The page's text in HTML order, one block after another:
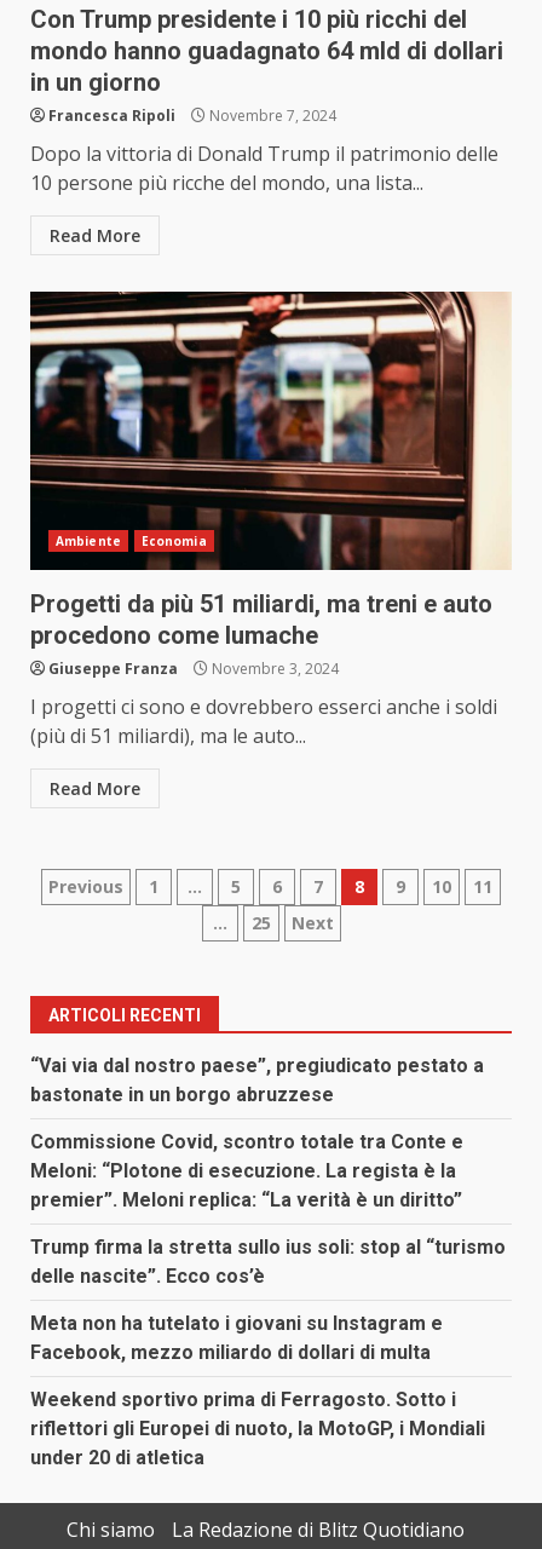
Con Trump presidente i 10 più ricchi del
mondo hanno guadagnato 64 mld di dollari
in un giorno
Francesca Ripoli Novembre 7, 2024
Dopo la vittoria di Donald Trump il patrimonio delle
10 persone più ricche del mondo, una lista...
Read More
Ambiente Economia
Progetti da più 51 miliardi, ma treni e auto
procedono come lumache
Giuseppe Franza Novembre 3, 2024
I progetti ci sono e dovrebbero esserci anche i soldi
(più di 51 miliardi), ma le auto...
Read More
Paginazione
articoli
Previous 1 … 5 6 7 8 9 10
11
…
25 Next
ARTICOLI RECENTI
“Vai via dal nostro paese”, pregiudicato pestato a
bastonate in un borgo abruzzese
Commissione Covid, scontro totale tra Conte e
Meloni: “Plotone di esecuzione. La regista è la
premier”. Meloni replica: “La verità è un diritto”
Trump firma la stretta sullo ius soli: stop al “turismo
delle nascite”. Ecco cos’è
Meta non ha tutelato i giovani su Instagram e
Facebook, mezzo miliardo di dollari di multa
Weekend sportivo prima di Ferragosto. Sotto i
riflettori gli Europei di nuoto, la MotoGP, i Mondiali
under 20 di atletica
Chi siamo
La Redazione di Blitz Quotidiano